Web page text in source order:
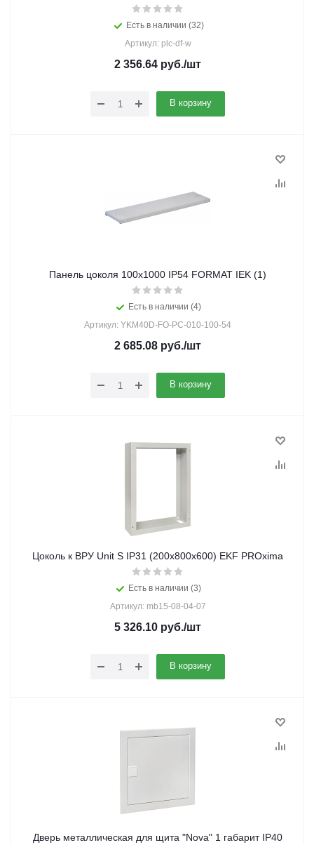
Есть в наличии (32)
Артикул: plc-df-w
2 356.64 руб./шт
В корзину
Панель цоколя 100х1000 IP54 FORMAT IEK (1)
Есть в наличии (4)
Артикул: YKM40D-FO-PC-010-100-54
2 685.08 руб./шт
В корзину
Цоколь к ВРУ Unit S IP31 (200х800х600) EKF PROxima
Есть в наличии (3)
Артикул: mb15-08-04-07
5 326.10 руб./шт
В корзину
Дверь металлическая для щита "Nova" 1 габарит IP40